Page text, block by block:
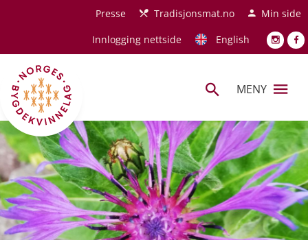
Hopp til hovedinnholdPresse Tradisjonsmat.no
Min side
Innlogging nettside
English
MENY